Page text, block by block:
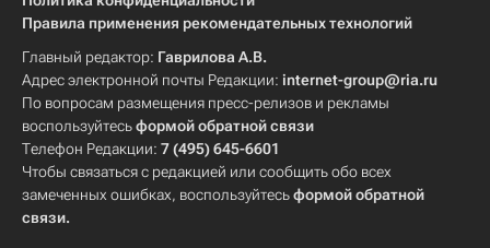
Правила применения рекомендательных технологий
Главный редактор: Гаврилова А.В.
Адрес электронной почты Редакции: internet-group@ria.ru
По вопросам размещения пресс-релизов и рекламы
воспользуйтесьформой обратной связи
Телефон Редакции: 7 (495) 645-6601
Чтобы связаться с редакцией или сообщить обо всех
замеченных ошибках, воспользуйтесьформой обратной
связи.